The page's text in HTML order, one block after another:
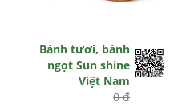
Bánh tươi, bánh
ngọt Sun shine
Việt Nam
0 đ